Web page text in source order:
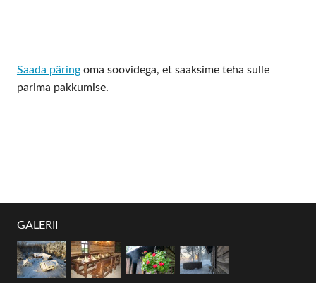
Saada päringoma soovidega, et saaksime teha sulle
parima pakkumise.
GALERII